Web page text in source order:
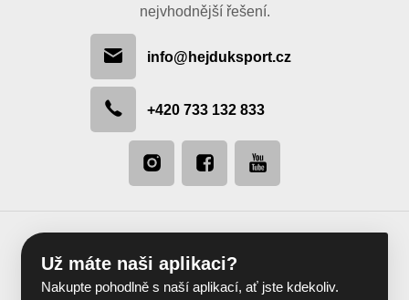
nejvhodnější řešení.
info@hejduksport.cz
+420 733 132 833
Už máte naši aplikaci?
Nakupte pohodlně s naší aplikací, ať jste kdekoliv.